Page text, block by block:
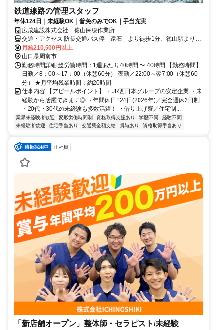
鉄道線路の管理スタッフ
年休124日｜未経験OK｜普免のみでOK｜手当充実
広成建設株式会社 徳山保線作業所
交通・アクセス 防長交通バス停「遠石」より徒歩1分、徳山駅より車
で約10分
月給210,500円以上
山口県周南市
勤務時間詳細 総労働時間：1週あたり40時間 〜 40時間 【勤務時間】
日勤／8：00～17：00（休憩60分） 夜勤／22:00～翌7:00（休憩60
分） ★月平均残業時間：約20時間
仕事内容 【アピールポイント】 ・JR西日本グループの安定企業 ・未
経験から活躍できます◎ ・年間休日124日(2026年)／完全週休2日制
・20代・30代の未経験も多数活躍！ ・借り上げ寮／住宅制...
業界未経験者歓迎 変形労働時間制 資格取得支援あり 学歴不問
経験不問
未経験者歓迎
住宅手当あり 交通費全額支給 賞与あり 資格取得手当あり
正社員
「新店舗オープン」整体師・セラピスト/未経験